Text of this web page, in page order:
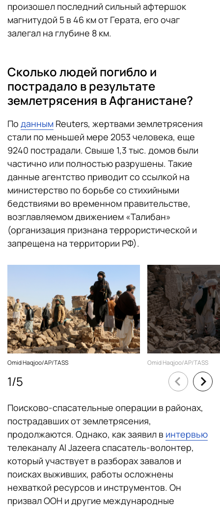
произошел последний сильный афтершок
магнитудой 5 в 46 км от Герата, его очаг
залегал на глубине 8 км.
Сколько людей погибло и
пострадало в результате
землетрясения в Афганистане?
По данным Reuters, жертвами землетрясения
стали по меньшей мере 2053 человека, еще
9240 пострадали. Свыше 1,3 тыс. домов были
частично или полностью разрушены. Такие
данные агентство приводит со ссылкой на
министерство по борьбе со стихийными
бедствиями во временном правительстве,
возглавляемом движением «Талибан»
(организация признана террористической и
запрещена на территории РФ).
Omid Haqjoo/AP/TASS Omid Haqjoo/AP/TASS
1/5
Поисково-спасательные операции в районах,
пострадавших от землетрясения,
продолжаются. Однако, как заявил в интервью
телеканалу Al Jazeera спасатель-волонтер,
который участвует в разборах завалов и
поисках выживших, работы осложнены
нехваткой ресурсов и инструментов. Он
призвал ООН и другие международные